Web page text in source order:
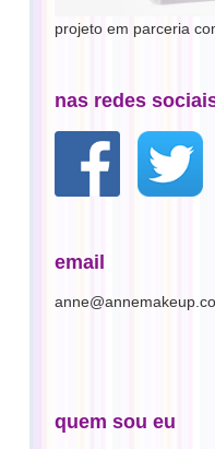
projeto em parceria
nas redes
email
quem sou eu